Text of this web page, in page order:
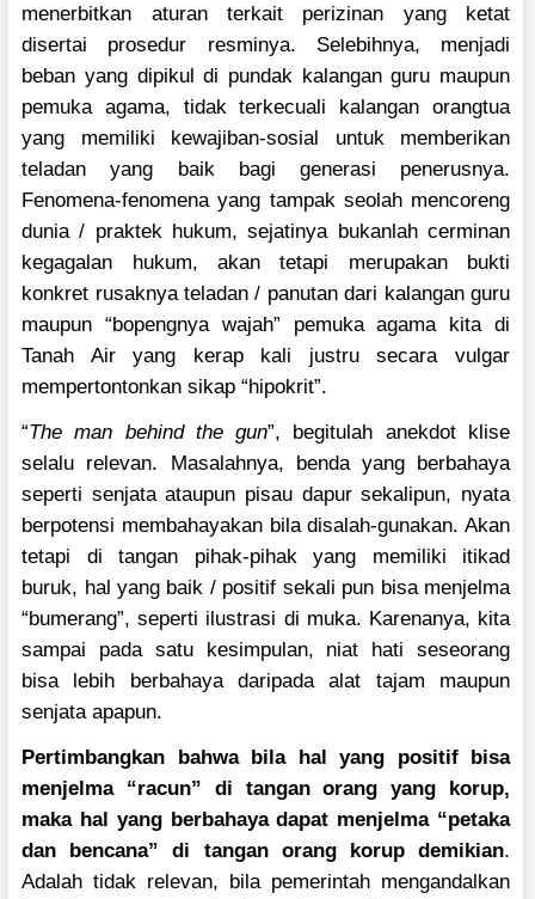
menerbitkan aturan terkait perizinan yang ketat
disertai prosedur resminya. Selebihnya, menjadi
beban yang dipikul di pundak kalangan guru maupun
pemuka agama, tidak terkecuali kalangan orangtua
yang memiliki kewajiban-sosial untuk memberikan
teladan yang baik bagi generasi penerusnya.
Fenomena-fenomena yang tampak seolah mencoreng
dunia / praktek hukum, sejatinya bukanlah cerminan
kegagalan hukum, akan tetapi merupakan bukti
konkret rusaknya teladan / panutan dari kalangan guru
maupun “bopengnya wajah” pemuka agama kita di
Tanah Air yang kerap kali justru secara vulgar
mempertontonkan sikap “hipokrit”.
“The man behind the gun”, begitulah anekdot klise
selalu relevan. Masalahnya, benda yang berbahaya
seperti senjata ataupun pisau dapur sekalipun, nyata
berpotensi membahayakan bila disalah-gunakan. Akan
tetapi di tangan pihak-pihak yang memiliki itikad
buruk, hal yang baik / positif sekali pun bisa menjelma
“bumerang”, seperti ilustrasi di muka. Karenanya, kita
sampai pada satu kesimpulan, niat hati seseorang
bisa lebih berbahaya daripada alat tajam maupun
senjata apapun.
Pertimbangkan bahwa bila hal yang positif bisa
menjelma “racun” di tangan orang yang korup,
maka hal yang berbahaya dapat menjelma “petaka
dan bencana” di tangan orang korup demikian.
Adalah tidak relevan, bila pemerintah mengandalkan